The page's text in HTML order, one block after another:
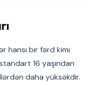
hansı bir fərd kimi
16 yaşından
daha yüksəkdir.